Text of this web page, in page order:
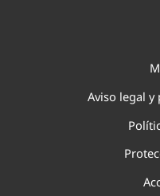
Aviso legal y